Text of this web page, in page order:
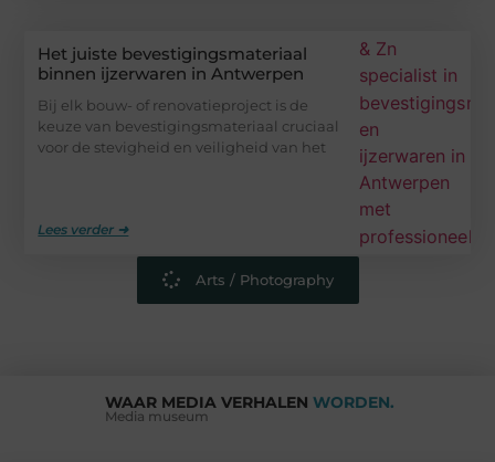
Het juiste bevestigingsmateriaal
binnen ijzerwaren in Antwerpen
Bij elk bouw- of renovatieproject is de
keuze van bevestigingsmateriaal cruciaal
voor de stevigheid en veiligheid van het
Lees verder ➜
Arts / Photography
WAAR MEDIA VERHALEN WORDEN.
Media museum